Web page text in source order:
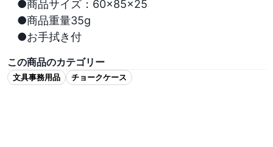
●商品サイズ：60×85×25
●商品重量35g
●お手拭き付
この商品のカテゴリー
文具事務用品 チョークケース